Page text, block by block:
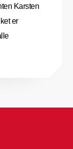
Karsten
er